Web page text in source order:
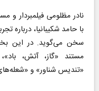
نادر مظلومی فیلمبردار و
با حامد شکیبانیا، درباره
سخن می‌گوید. در این
مستند «گاز، آتش،
«تندیس شناور» و